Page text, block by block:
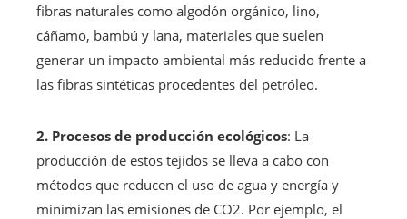
fibras naturales como algodón orgánico, lino,
cáñamo, bambú y lana, materiales que suelen
generar un impacto ambiental más reducido frente a
las fibras sintéticas procedentes del petróleo.
2. Procesos de producción ecológicos: La
producción de estos tejidos se lleva a cabo con
métodos que reducen el uso de agua y energía y
minimizan las emisiones de CO2. Por ejemplo, el